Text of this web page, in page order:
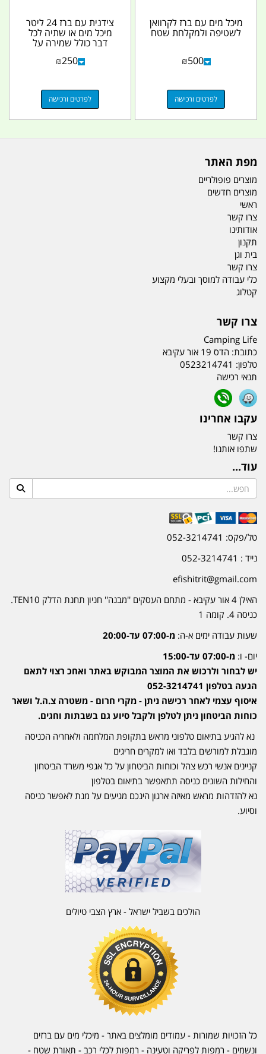
מיכל מים עם ברז לקרוואן
לשטיפה ולמקלחת שטח
₪500
לפרטים ורכישה
צידנית עם ברז 24 ליטר
מיכל מים או שתיה לכל
דבר כולל שמירה על
₪250
לפרטים ורכישה
מפת האתר
מוצרים פופולריים
מוצרים חדשים
ראשי
צרו קשר
אודותינו
תקנון
בית וגן
צרו קשר
כלי עבודה למוסך ובעלי מקצוע
קטלוג
צרו קשר
Camping Life
כתובת: הדס 19 אור עקיבא
טלפון: 0523214741
תנאי רכישה
עקבו אחרינו
צרו קשר
שתפו אותנו!
עוד...
טל/פקס: 052-3214741
נייד : 052-3214741
efishitrit@gmail.com
האילן 4 אור עקיבא - מתחם העסקים ''מבנה'' חניון תחנת הדלק TEN10.
כניסה 4. קומה 1
שעות עבודה ימים א-ה: מ-07:00 עד-20:00
יום- ו: מ-07:00 עד-15:00
יש לבחור ולרכוש את המוצר המבוקש באתר ואחכ רצוי לתאם
הגעה בטלפון 052-3214741
איסוף עצמי לאחר רכישה ניתן - מקרי חרום - משטרה צ.ה.ל ושאר
כוחות הביטחון ניתן לטלפן ולקבל סיוע גם בשבתות וחגים.
נא להגיע בתיאום טלפוני מראש בתקופת המלחמה ולאחריה הכניסה
מוגבלת למורשים בלבד ואו למקרים חריגים
קניינים אנשי רכש צהל וכוחות הביטחון על כל אגפי משרד הביטחון
והחילות השונים כניסה תתאפשר בתיאום בטלפון
נא להזדהות מראש מאיזה ארגון הינכם מגיעים על מנת לאפשר כניסה
וסיוע.
הולכים בשביל ישראל - ארץ הצבי טיולים
כל הזכויות שמורות - עמודים מומלצים באתר - מיכלי מים עם ברזים
ונשמים - רמפות לפריקה וטעינה - רמפות לכלי רכב - תאורת שטח -